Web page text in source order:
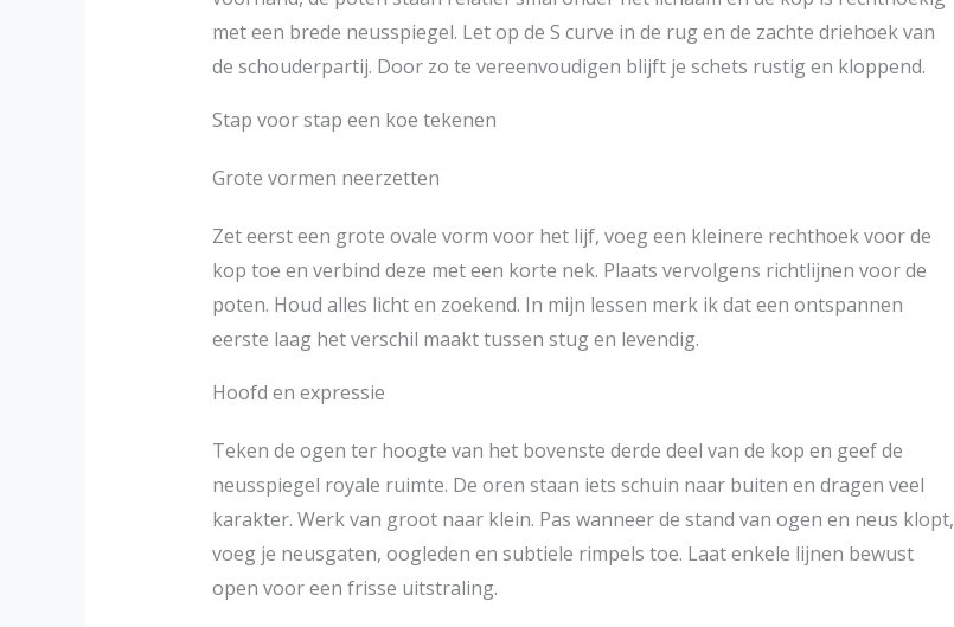
met een brede neusspiegel. Let op de S curve in de rug en de zachte driehoek van
de schouderpartij. Door zo te vereenvoudigen blijft je schets rustig en kloppend.
Stap voor stap een koe tekenen
Grote vormen neerzetten
Zet eerst een grote ovale vorm voor het lijf, voeg een kleinere rechthoek voor de
kop toe en verbind deze met een korte nek. Plaats vervolgens richtlijnen voor de
poten. Houd alles licht en zoekend. In mijn lessen merk ik dat een ontspannen
eerste laag het verschil maakt tussen stug en levendig.
Hoofd en expressie
Teken de ogen ter hoogte van het bovenste derde deel van de kop en geef de
neusspiegel royale ruimte. De oren staan iets schuin naar buiten en dragen veel
karakter. Werk van groot naar klein. Pas wanneer de stand van ogen en neus klopt,
voeg je neusgaten, oogleden en subtiele rimpels toe. Laat enkele lijnen bewust
open voor een frisse uitstraling.